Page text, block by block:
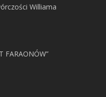
Williama
FARAONÓW”